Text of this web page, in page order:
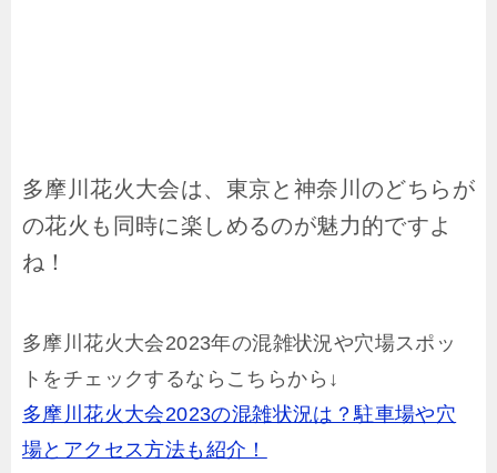
多摩川花火大会は、東京と神奈川のどちらが
の花火も同時に楽しめるのが魅力的ですよ
ね！
多摩川花火大会2023年の混雑状況や穴場スポッ
トをチェックするならこちらから↓
多摩川花火大会2023の混雑状況は？駐車場や穴
場とアクセス方法も紹介！